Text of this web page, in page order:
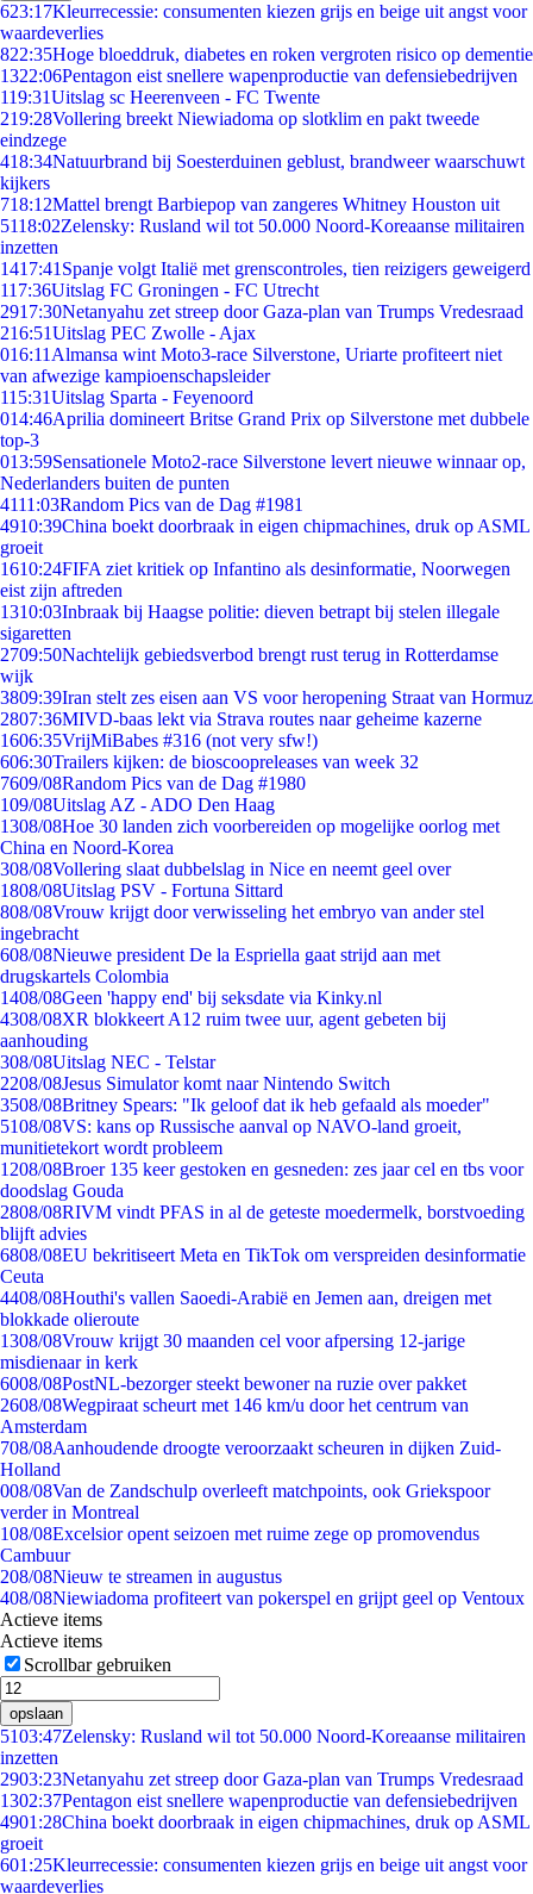
623:17Kleurrecessie: consumenten kiezen grijs en beige uit angst voor
waardeverlies
822:35Hoge bloeddruk, diabetes en roken vergroten risico op dementie
1322:06Pentagon eist snellere wapenproductie van defensiebedrijven
119:31Uitslag sc Heerenveen - FC Twente
219:28Vollering breekt Niewiadoma op slotklim en pakt tweede
eindzege
418:34Natuurbrand bij Soesterduinen geblust, brandweer waarschuwt
kijkers
718:12Mattel brengt Barbiepop van zangeres Whitney Houston uit
5118:02Zelensky: Rusland wil tot 50.000 Noord-Koreaanse militairen
inzetten
1417:41 Spanje volgt Italië met grenscontroles, tien reizigers geweigerd
117:36Uitslag FC Groningen - FC Utrecht
2917:30Netanyahu zet streep door Gaza-plan van Trumps Vredesraad
216:51Uitslag PEC Zwolle - Ajax
016:11 Almansa wint Moto3-race Silverstone, Uriarte profiteert niet
van afwezige kampioenschapsleider
115:31Uitslag Sparta - Feyenoord
014:46Aprilia domineert Britse Grand Prix op Silverstone met dubbele
top-3
013:59Sensationele Moto2-race Silverstone levert nieuwe winnaar op,
Nederlanders buiten de punten
4111:03Random Pics van de Dag #1981
4910:39China boekt doorbraak in eigen chipmachines, druk op ASML
groeit
1610:24FIFA ziet kritiek op Infantino als desinformatie, Noorwegen
eist zijn aftreden
1310:03Inbraak bij Haagse politie: dieven betrapt bij stelen illegale
sigaretten
2709:50Nachtelijk gebiedsverbod brengt rust terug in Rotterdamse
wijk
3809:39Iran stelt zes eisen aan VS voor heropening Straat van Hormuz
2807:36MIVD-baas lekt via Strava routes naar geheime kazerne
1606:35VrijMiBabes #316 (not very sfw!)
606:30Trailers kijken: de bioscoopreleases van week 32
7609/08Random Pics van de Dag #1980
109/08Uitslag AZ - ADO Den Haag
1308/08Hoe 30 landen zich voorbereiden op mogelijke oorlog met
China en Noord-Korea
308/08Vollering slaat dubbelslag in Nice en neemt geel over
1808/08Uitslag PSV - Fortuna Sittard
808/08Vrouw krijgt door verwisseling het embryo van ander stel
ingebracht
608/08Nieuwe president De la Espriella gaat strijd aan met
drugskartels Colombia
1408/08Geen 'happy end' bij seksdate via Kinky.nl
4308/08XR blokkeert A12 ruim twee uur, agent gebeten bij
aanhouding
308/08Uitslag NEC - Telstar
2208/08Jesus Simulator komt naar Nintendo Switch
3508/08Britney Spears: "Ik geloof dat ik heb gefaald als moeder"
5108/08VS: kans op Russische aanval op NAVO-land groeit,
munitietekort wordt probleem
1208/08Broer 135 keer gestoken en gesneden: zes jaar cel en tbs voor
doodslag Gouda
2808/08RIVM vindt PFAS in al de geteste moedermelk, borstvoeding
blijft advies
6808/08EU bekritiseert Meta en TikTok om verspreiden desinformatie
Ceuta
4408/08Houthi's vallen Saoedi-Arabië en Jemen aan, dreigen met
blokkade olieroute
1308/08Vrouw krijgt 30 maanden cel voor afpersing 12-jarige
misdienaar in kerk
6008/08PostNL-bezorger steekt bewoner na ruzie over pakket
2608/08Wegpiraat scheurt met 146 km/u door het centrum van
Amsterdam
708/08Aanhoudende droogte veroorzaakt scheuren in dijken Zuid-
Holland
008/08Van de Zandschulp overleeft matchpoints, ook Griekspoor
verder in Montreal
108/08Excelsior opent seizoen met ruime zege op promovendus
Cambuur
208/08Nieuw te streamen in augustus
408/08Niewiadoma profiteert van pokerspel en grijpt geel op Ventoux
Actieve items
Actieve items
Scrollbar gebruiken
opslaan
5103:47Zelensky: Rusland wil tot 50.000 Noord-Koreaanse militairen
inzetten
2903:23Netanyahu zet streep door Gaza-plan van Trumps Vredesraad
1302:37Pentagon eist snellere wapenproductie van defensiebedrijven
4901:28China boekt doorbraak in eigen chipmachines, druk op ASML
groeit
601:25Kleurrecessie: consumenten kiezen grijs en beige uit angst voor
waardeverlies